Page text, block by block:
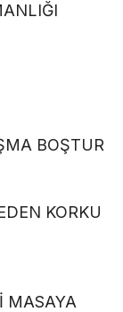
BOŞTUR
KORKU
MASAYA